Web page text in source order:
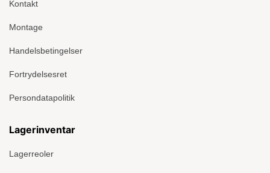
Kontakt
Montage
Handelsbetingelser
Fortrydelsesret
Persondatapolitik
Lagerinventar
Lagerreoler